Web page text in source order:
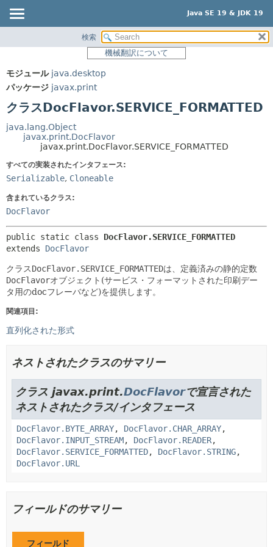
Java SE 19 & JDK 19
パッケージ
使用
ツリー
プレビュー
索引
ヘルプ
サマリー:
ネスト済
メソッド
検索
機械翻訳について
モジュール java.desktop
パッケージ javax.print
クラスDocFlavor.SERVICE_FORMATTED
java.lang.Object
javax.print.DocFlavor
javax.print.DocFlavor.SERVICE_FORMATTED
すべての実装されたインタフェース:
Serializable, Cloneable
含まれているクラス:
DocFlavor
public static class DocFlavor.SERVICE_FORMATTED
extends DocFlavor
クラスDocFlavor.SERVICE_FORMATTEDは、定義済みの静的定数
DocFlavorオブジェクト(サービス・フォーマットされた印刷デー
タ用のdocフレーバなど)を提供します。
関連項目:
直列化された形式
ネストされたクラスのサマリー
クラス javax.print.DocFlavorで宣言された
ネストされたクラス/インタフェース
DocFlavor.BYTE_ARRAY, DocFlavor.CHAR_ARRAY,
DocFlavor.INPUT_STREAM, DocFlavor.READER,
DocFlavor.SERVICE_FORMATTED, DocFlavor.STRING,
DocFlavor.URL
フィールドのサマリー
フィールド